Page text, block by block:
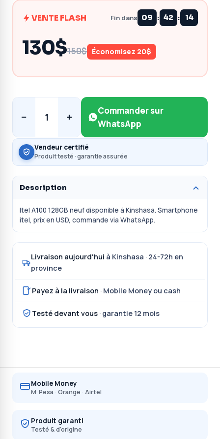
VENTE FLASH Fin dans 09 : 42 : 14
130$150$ Économisez 20$
− 1 +
Commander sur
WhatsApp
Vendeur certifié
Produit testé · garantie assurée
Description
Itel A100 128GB neuf disponible à Kinshasa. Smartphone
itel, prix en USD, commande via WhatsApp.
Livraison aujourd'hui à Kinshasa · 24-72h en
province
Payez à la livraison · Mobile Money ou cash
Testé devant vous · garantie 12 mois
Mobile Money
M-Pesa · Orange · Airtel
Produit garanti
Testé & d'origine